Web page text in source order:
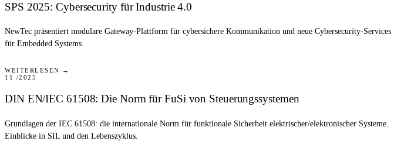
SPS 2025: Cybersecurity für Industrie 4.0
NewTec präsentiert modulare Gateway-Plattform für cybersichere Kommunikation und neue Cybersecurity-Services
für Embedded Systems
WEITERLESEN →
11 /2025
DIN EN/IEC 61508: Die Norm für FuSi von Steuerungssystemen
Grundlagen der IEC 61508: die internationale Norm für funktionale Sicherheit elektrischer/elektronischer Systeme.
Einblicke in SIL und den Lebenszyklus.